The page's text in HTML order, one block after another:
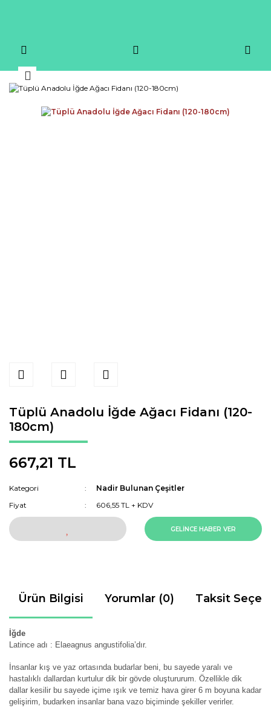
Tüplü Anadolu İğde Ağacı Fidanı (120-
180cm)
667,21 TL
Kategori
Nadir Bulunan Çeşitler
Fiyat
606,55 TL + KDV
GELİNCE HABER VER
Ürün Bilgisi Yorumlar (0) Taksit
İğde
Latince adı : Elaeagnus angustifolia’dır.
İnsanlar kış ve yaz ortasında budarlar beni, bu sayede yaralı ve
hastalıklı dallardan kurtulur dik bir gövde oluştururum. Özellikle dik
dallar kesilir bu sayede içime ışık ve temiz hava girer 6 m boyuna kadar
gelişirim, budarken insanlar bana vazo biçiminde şekiller verirler.